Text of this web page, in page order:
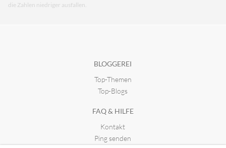
die Zahlen niedriger ausfallen.
BLOGGEREI
Top-Themen
Top-Blogs
FAQ & HILFE
Kontakt
Ping senden